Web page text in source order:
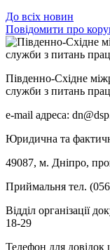
До всіх новин
Повідомити про
Південно-Східне
служби з питань
e-mail адреса:
Юридична та
49087, м. Дніпро,
Приймальня тел.
Відділ організації
18-29
Телефон для довідок